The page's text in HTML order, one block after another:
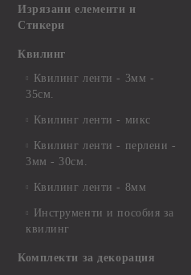
Изрязани елементи и
Стикери
Квилинг
Квилинг ленти - 3мм -
35см.
Квилинг ленти - микс
Квилинг ленти - перлени -
3мм - 30см.
Квилинг ленти - 8мм
Инструменти и пособия за
квилинг
Комплекти за декорация